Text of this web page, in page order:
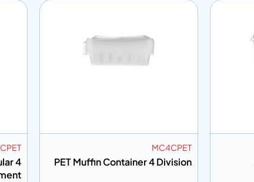
MC4CPET
PET Muffin Container 4 Division
4